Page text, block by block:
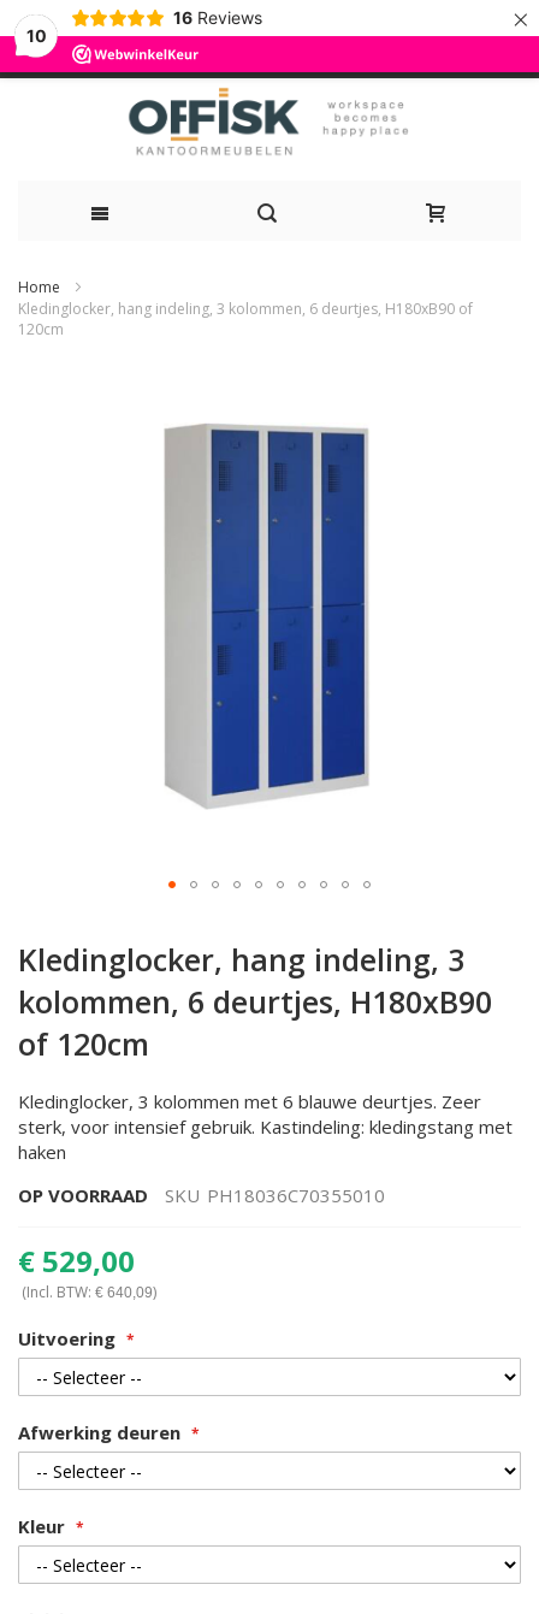
10
16 Reviews ×
naar
Home
Kledinglocker, hang indeling, 3 kolommen, 6 deurtjes, H180xB90 of
120cm
het
begin
van
de
gallerij
Kledinglocker, hang indeling, 3
kolommen, 6 deurtjes, H180xB90
of 120cm
Kledinglocker, 3 kolommen met 6 blauwe deurtjes. Zeer
sterk, voor intensief gebruik. Kastindeling: kledingstang met
haken
OP VOORRAAD
SKU PH18036C70355010
€ 529,00
(Incl. BTW: € 640,09)
Uitvoering
Afwerking deuren
Kleur